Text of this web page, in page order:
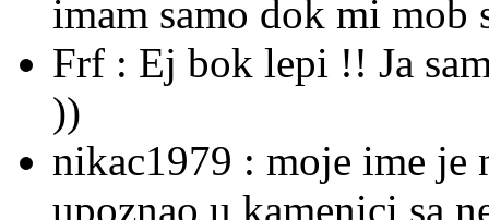
imam samo dok mi mob
Frf : Ej bok lepi !! Ja
))
nikac1979 : moje ime je
upoznao u kamenici sa